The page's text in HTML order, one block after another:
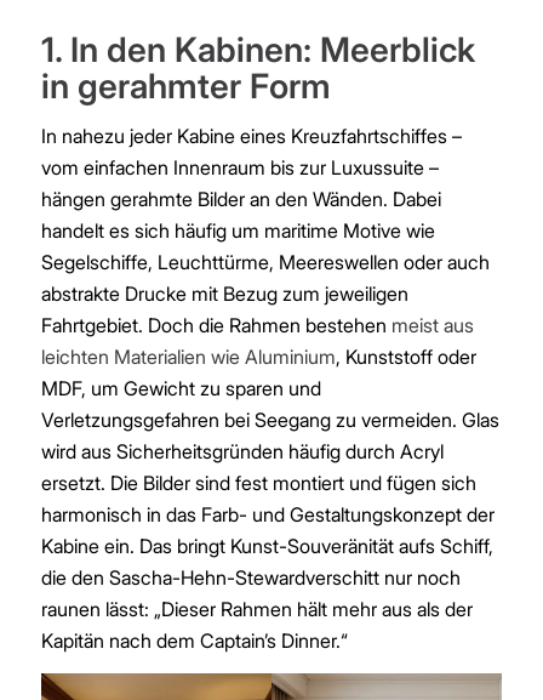
1. In den Kabinen: Meerblick
in gerahmter Form
In nahezu jeder Kabine eines Kreuzfahrtschiffes –
vom einfachen Innenraum bis zur Luxussuite –
hängen gerahmte Bilder an den Wänden. Dabei
handelt es sich häufig um maritime Motive wie
Segelschiffe, Leuchttürme, Meereswellen oder auch
abstrakte Drucke mit Bezug zum jeweiligen
Fahrtgebiet. Doch die Rahmen bestehen meist aus
leichten Materialien wie Aluminium, Kunststoff oder
MDF, um Gewicht zu sparen und
Verletzungsgefahren bei Seegang zu vermeiden. Glas
wird aus Sicherheitsgründen häufig durch Acryl
ersetzt. Die Bilder sind fest montiert und fügen sich
harmonisch in das Farb- und Gestaltungskonzept der
Kabine ein. Das bringt Kunst-Souveränität aufs Schiff,
die den Sascha-Hehn-Stewardverschitt nur noch
raunen lässt: „Dieser Rahmen hält mehr aus als der
Kapitän nach dem Captain’s Dinner.“